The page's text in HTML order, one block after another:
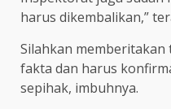
harus dikembalikan,”
Silahkan
fakta dan harus
sepihak, imbuhnya.